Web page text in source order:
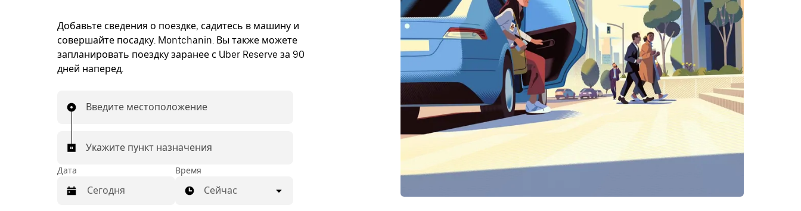
Добавьте сведения о поездке, садитесь в машину и
совершайте посадку. Montchanin. Вы также можете
запланировать поездку заранее с Uber Reserve за 90
дней наперед.
Введите местоположение
Укажите пункт назначения
Дата Время
Сейчас